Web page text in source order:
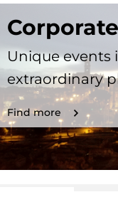
Unique events
extraordinary
Find more